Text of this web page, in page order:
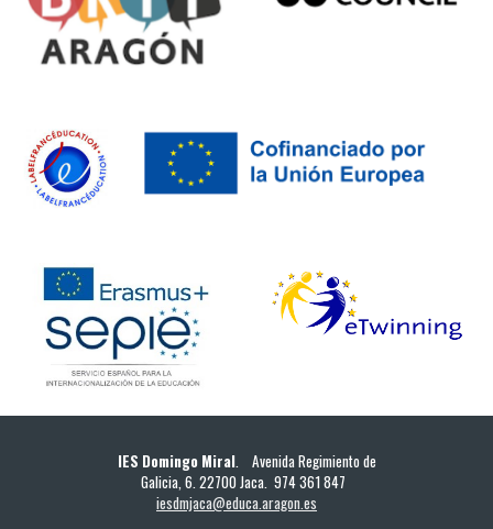
IES Domingo Miral. Avenida Regimiento de
Galicia, 6. 22700 Jaca. 974 361 847
iesdmjaca@educa.aragon.es